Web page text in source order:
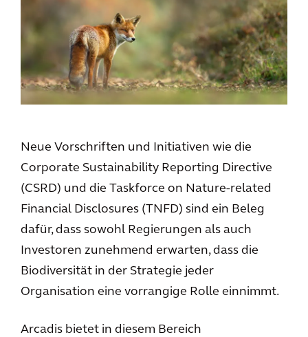
Neue Vorschriften und Initiativen wie die
Corporate Sustainability Reporting Directive
(CSRD) und die Taskforce on Nature-related
Financial Disclosures (TNFD) sind ein Beleg
dafür, dass sowohl Regierungen als auch
Investoren zunehmend erwarten, dass die
Biodiversität in der Strategie jeder
Organisation eine vorrangige Rolle einnimmt.
Arcadis bietet in diesem Bereich